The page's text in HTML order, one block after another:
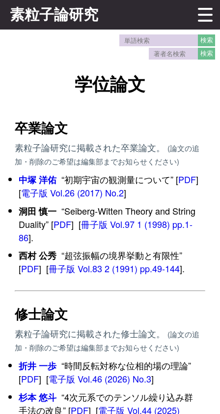
素粒子論研究
学位論文
卒業論文
素粒子論研究に掲載された卒業論文。
(論文の追
加・削除のご希望は編集部までお知らせください)
中塚 洋佑“初期宇宙の観測量について” [PDF]
[電子版 Vol.26 (2017) No.2]
洞田 慎一“Seiberg-Witten Theory and String
Duality” [PDF] [冊子版 Vol.97 1 (1998) pp.1-
86].
西村 公秀“超弦振幅の境界挙動と有限性”
[PDF] [冊子版 Vol.83 2 (1991) pp.49-144].
修士論文
素粒子論研究に掲載された修士論文。
(論文の追
加・削除のご希望は編集部までお知らせください)
折井 一歩“時間反転対称な位相的場の理論”
[PDF] [電子版 Vol.46 (2026) No.3]
杉本 悠斗“4次元系でのテンソル繰り込み群
手法の改良” [PDF] [電子版 Vol.44 (2025)